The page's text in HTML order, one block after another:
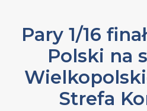
Pary 1/16
Polski na
Strefa